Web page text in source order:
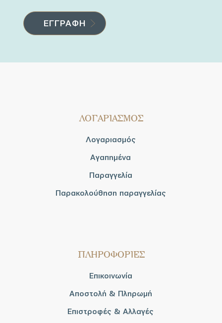
ΛΟΓΑΡΙΑΣΜΟΣ
Λογαριασμός
Αγαπημένα
Παραγγελία
Παρακολούθηση παραγγελίας
ΠΛΗΡΟΦΟΡΙΕΣ
Επικοινωνία
Αποστολή & Πληρωμή
Επιστροφές & Αλλαγές